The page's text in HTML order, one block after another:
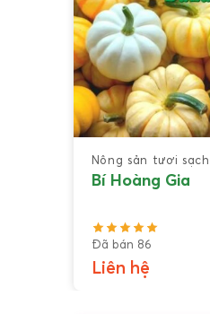
Nông sản tươi sạch
Bí Hoàng Gia
Đã bán 86
Liên hệ